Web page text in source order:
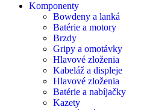
Komponenty
Bowdeny a lanká
Batérie a motory
Brzdy
Gripy a omotávky
Hlavové zloženia
Kabeláž a displeje
Hlavové zloženia
Batérie a nabíjačky
Kazety